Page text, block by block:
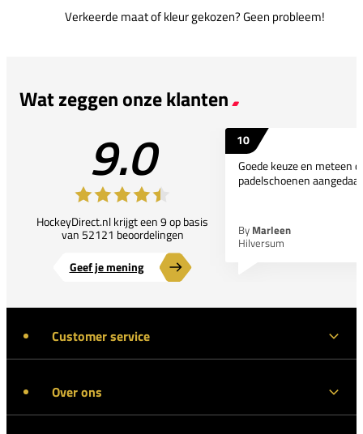
Verkeerde maat of kleur gekozen? Geen probleem!
Wat zeggen onze klanten
9.0
HockeyDirect.nl krijgt een 9 op basis
van 52121 beoordelingen
Geef je mening
10
Goede keuze en meteen
padelschoenen
By Marleen
Hilversum
Customer service
Over ons